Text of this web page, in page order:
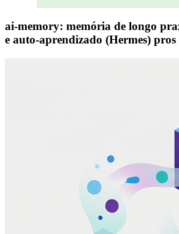
ai-memory: memória de longo
e auto-aprendizado (Hermes) pros